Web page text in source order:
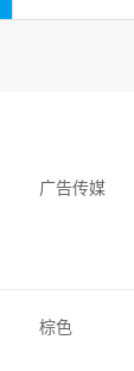
广告传媒
棕色